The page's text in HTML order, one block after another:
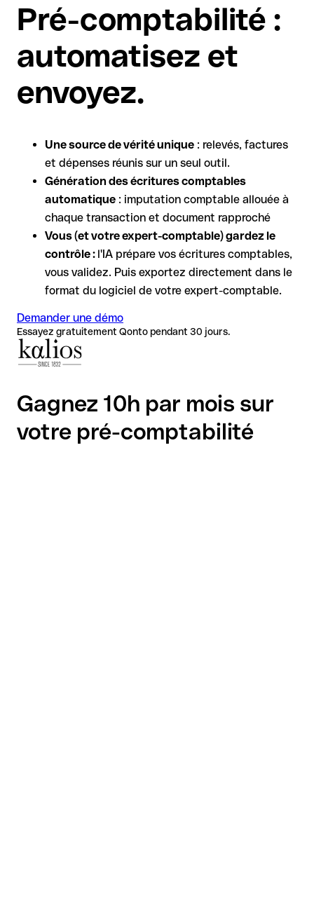
Pré-comptabilité :
automatisez et
envoyez.
Une source de vérité unique : relevés, factures
et dépenses réunis sur un seul outil.
Génération des écritures comptables
automatique : imputation comptable allouée à
chaque transaction et document rapproché
Vous (et votre expert-comptable) gardez le
contrôle : l'IA prépare vos écritures comptables,
vous validez. Puis exportez directement dans le
format du logiciel de votre expert-comptable.
Demander une démo
Essayez gratuitement Qonto pendant 30 jours.
Gagnez 10h par mois sur
votre pré-comptabilité